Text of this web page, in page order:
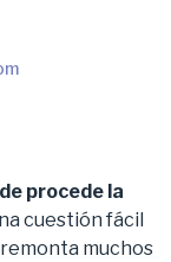
procede la
cuestión fácil
muchos